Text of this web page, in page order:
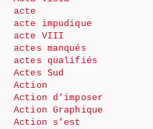
acte
acte impudique
acte VIII
actes manqués
actes qualifiés
Actes Sud
Action
Action d’imposer
Action Graphique
Action s’est